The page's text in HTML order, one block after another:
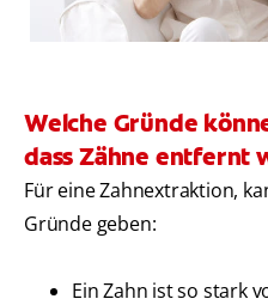
Welche Gründe
dass Zähne entfernt
Für eine Zahnextraktion,
Gründe geben:
Ein Zahn ist so stark